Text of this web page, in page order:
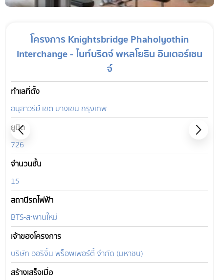
โครงการ Knightsbridge Phaholyothin
Interchange - ไนท์บริดจ์ พหลโยธิน อินเตอร์เชน
จ์
ทำเลที่ตั้ง
อนุสาวรีย์ เขต บางเขน กรุงเทพ
ยูนิต
726
จำนวนชั้น
15
สถานีรถไฟฟ้า
BTS-สะพานใหม่
เจ้าของโครงการ
บริษัท ออริจิ้น พร็อพเพอร์ตี้ จำกัด (มหาชน)
สร้างเสร็จเมื่อ